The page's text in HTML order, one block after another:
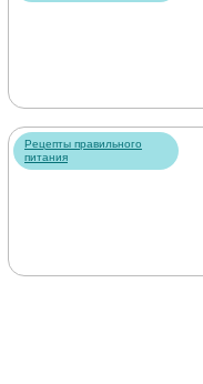
Рецепты правильного
питания